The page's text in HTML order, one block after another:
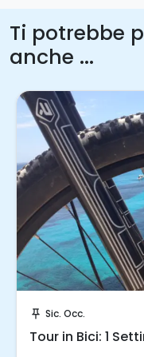
Ti potrebbe
anche ...
push_pin Sic. Occ.
Tour in Bici: 1